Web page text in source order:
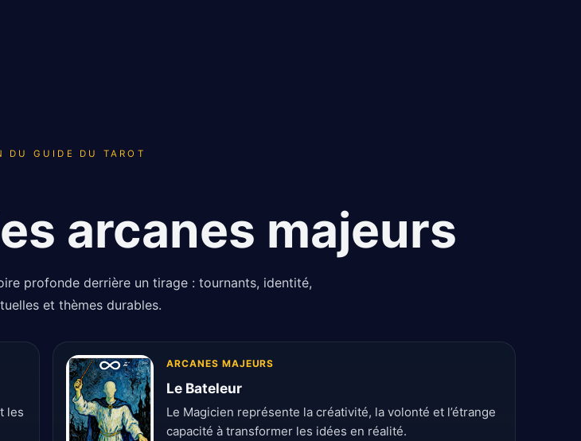
DU GUIDE DU TAROT
arcanes majeurs
profonde derrière un tirage : tournants, identité,
et thèmes durables.
les
ARCANES MAJEURS
Le Bateleur
Le Magicien représente la créativité, la volonté et l’étrange
capacité à transformer les idées en réalité.